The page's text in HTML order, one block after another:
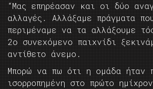
“Μας επηρέασαν και οι δύο
αλλαγές. Αλλάξαμε πράγματα
περιμέναμε να τα αλλάξουμε
2ο συνεχόμενο παιχνίδι
αντίθετο άνεμο.
Μπορώ να πω ότι η ομάδα ήταν
ισορροπημένη στο πρώτο